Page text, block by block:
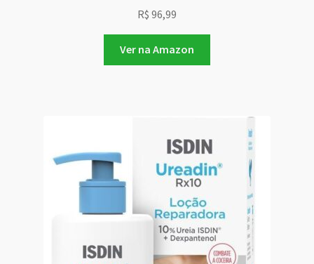
R$ 96,99
Ver na Amazon